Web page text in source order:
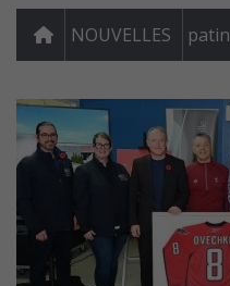
NOUVELLES patin